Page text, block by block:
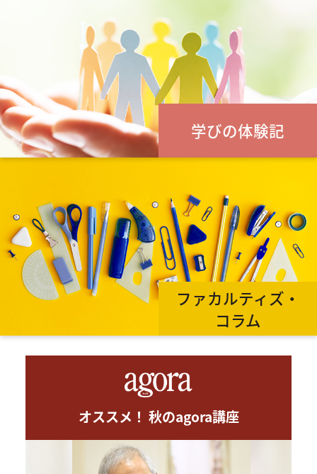
学びの体験記
ファカルティズ・
コラム
オススメ！ 秋のagora講座